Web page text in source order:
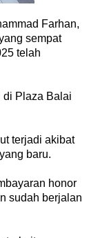
Farhan,
sempat
telah
di Plaza Balai
terjadi akibat
baru.
honor
sudah berjalan